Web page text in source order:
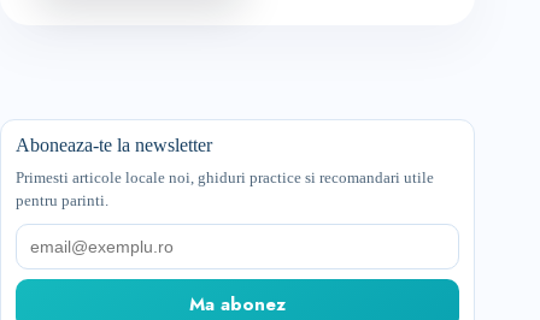
Aboneaza-te la newsletter
Primesti articole locale noi, ghiduri practice si recomandari utile
pentru parinti.
Email
Ma abonez